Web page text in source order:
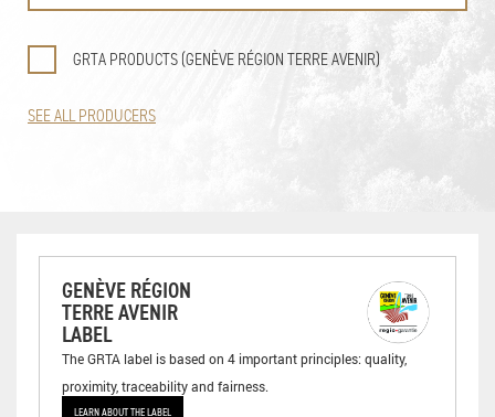
GRTA PRODUCTS (GENÈVE RÉGION TERRE AVENIR)
SEE ALL PRODUCERS
GENÈVE RÉGION
TERRE AVENIR
LABEL
The GRTA label is based on 4 important principles: quality,
proximity, traceability and fairness.
LEARN ABOUT THE LABEL